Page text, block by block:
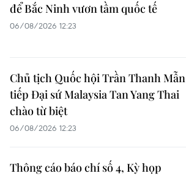
để Bắc Ninh vươn tầm quốc tế
06/08/2026 12:23
Chủ tịch Quốc hội Trần Thanh Mẫn
tiếp Đại sứ Malaysia Tan Yang Thai
chào từ biệt
06/08/2026 12:23
Thông cáo báo chí số 4, Kỳ họp